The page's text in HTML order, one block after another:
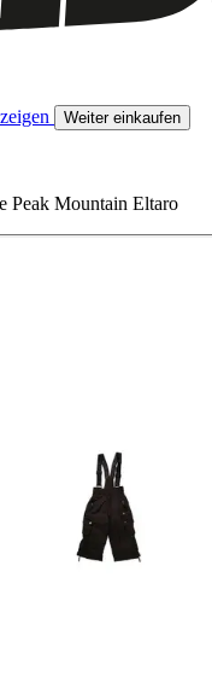
Weiter einkaufen
Peak Mountain Eltaro